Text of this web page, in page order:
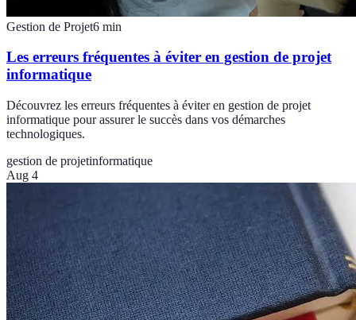
Gestion de Projet6 min
Les erreurs fréquentes à éviter en gestion de projet
informatique
Découvrez les erreurs fréquentes à éviter en gestion de projet
informatique pour assurer le succès dans vos démarches
technologiques.
gestion de projetinformatique
Aug 4